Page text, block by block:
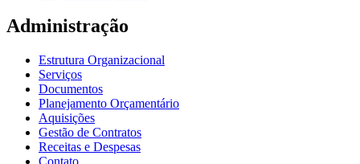
Administração
Estrutura Organizacional
Serviços
Documentos
Planejamento Orçamentário
Aquisições
Gestão de Contratos
Receitas e Despesas